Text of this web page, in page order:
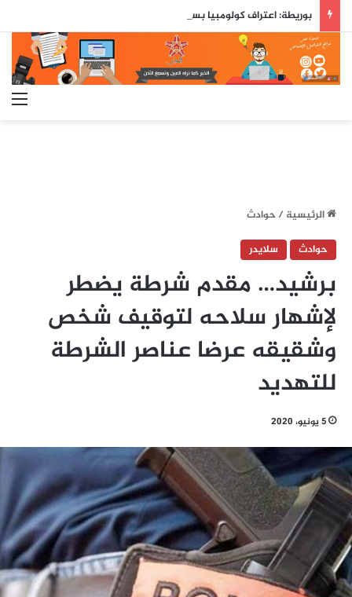
الرئيسية/حوادث
حوادث
سلايدر
برشيد… مقدم شرطة يضطر
لإشهار سلاحه لتوقيف شخص
وشقيقه عرضا عناصر الشرطة
للتهديد
5 يونيو، 2020